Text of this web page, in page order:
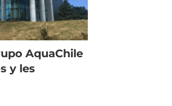
AquaChile
y les